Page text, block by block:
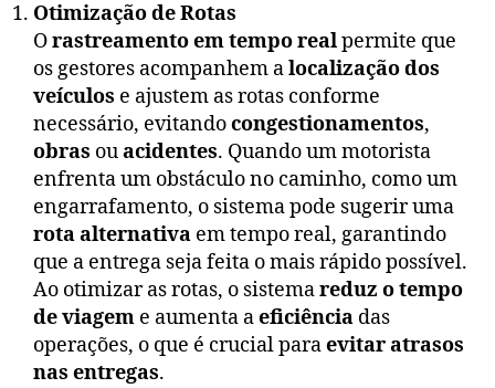
Otimização de Rotas
Orastreamento em tempo realpermite que
os gestores acompanhem alocalização dos
veículos e ajustem as rotas conforme
necessário, evitandocongestionamentos,
obras ouacidentes. Quando um motorista
enfrenta um obstáculo no caminho, como um
engarrafamento, o sistema pode sugerir uma
rota alternativa em tempo real, garantindo
que a entrega seja feita o mais rápido possível.
Ao otimizar as rotas, o sistemareduz o tempo
de viagem e aumenta aeficiência das
operações, o que é crucial paraevitar atrasos
nas entregas.